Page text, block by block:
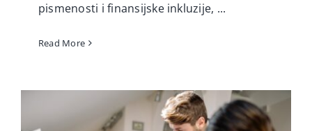
pismenosti i finansijske inkluzije, ...
Read More